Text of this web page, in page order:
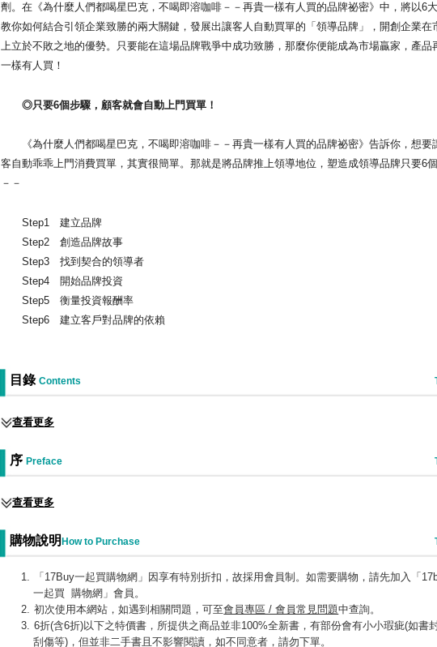
劑。在《為什麼人們都喝星巴克，不喝即溶咖啡－－再貴一樣有人買的品牌祕密》中，將以6
教你如何結合引領企業致勝的兩大關鍵，發展出讓客人自動買單的「領導品牌」，開創企業在
上立於不敗之地的優勢。只要能在這場品牌戰爭中成功致勝，那麼你便能成為市場贏家，產品
一樣有人買！
◎只要6個步驟，顧客就會自動上門買單！
《為什麼人們都喝星巴克，不喝即溶咖啡－－再貴一樣有人買的品牌祕密》告訴你，想要
客自動乖乖上門消費買單，其實很簡單。那就是將品牌推上領導地位，塑造成領導品牌只要6
－－
Step1 建立品牌
Step2 創造品牌故事
Step3 找到契合的領導者
Step4 開始品牌投資
Step5 衡量投資報酬率
Step6 建立客戶對品牌的依賴
目錄 Contents
查看更多
序 Preface
查看更多
購物說明 How to Purchase
「17Buy一起買購物網」因享有特別折扣 ，故採用會員制 。如需要購物 ，請先加入「
一起買 購物網」會員。
初次使用本網站，如遇到相關問題，可至會員專區 / 會員常見問題中查詢。
6折(含6折)以下之特價書，所提供之商品並非100%全新書，有部份會有小小瑕疵(如書
刮傷等) ， 但並非二手書且不影響閱讀 ， 如不同意者 ， 請勿下單。